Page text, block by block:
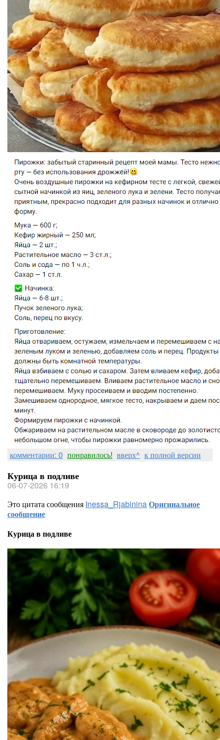
комментарии: 0 понравилось! вверх^ к полной версии
Курица в подливе
06-07-2026 16:19
Это цитата сообщения Inessa_RjabininaОригинальное
сообщение
Курица в подливе